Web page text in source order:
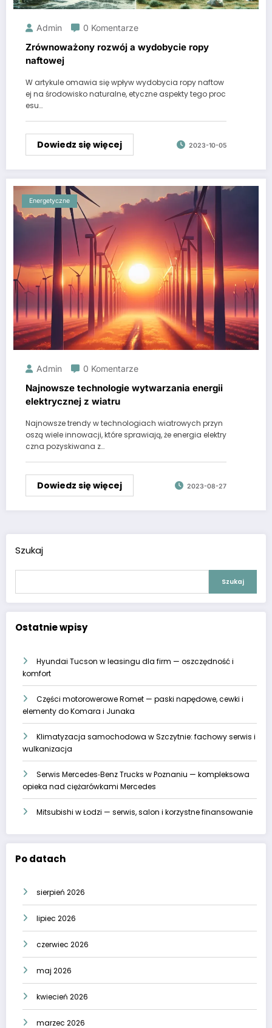
Admin 0 Komentarze
Zrównoważony rozwój a wydobycie ropy
naftowej
W artykule omawia się wpływ wydobycia ropy naftow
ej na środowisko naturalne, etyczne aspekty tego proc
esu…
Dowiedz się więcej 2023-10-05
Energetyczne
Admin 0 Komentarze
Najnowsze technologie wytwarzania energii
elektrycznej z wiatru
Najnowsze trendy w technologiach wiatrowych przyn
oszą wiele innowacji, które sprawiają, że energia elektry
czna pozyskiwana z…
Dowiedz się więcej 2023-08-27
Szukaj
Szukaj
Ostatnie wpisy
Hyundai Tucson w leasingu dla firm — oszczędność i
komfort
Części motorowerowe Romet — paski napędowe, cewki i
elementy do Komara i Junaka
Klimatyzacja samochodowa w Szczytnie: fachowy serwis i
wulkanizacja
Serwis Mercedes‑Benz Trucks w Poznaniu — kompleksowa
opieka nad ciężarówkami Mercedes
Mitsubishi w Łodzi — serwis, salon i korzystne finansowanie
Po datach
sierpień 2026
lipiec 2026
czerwiec 2026
maj 2026
kwiecień 2026
marzec 2026